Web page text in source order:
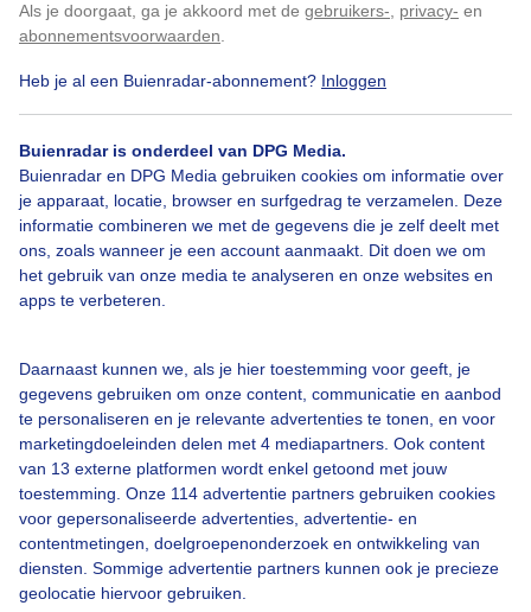
Als je doorgaat, ga je akkoord met de gebruikers- privacy- en
abonnementsvoorwaarden
Heb je al een Buienradar-abonnement? Inloggen
Buienradar is onderdeel van DPG Media.
Buienradar en DPG Media gebruiken cookies om informatie over
je apparaat, locatie, browser en surfgedrag te verzamelen. Deze
informatie combineren we met de gegevens die je zelf deelt met
ons, zoals wanneer je een account aanmaakt. Dit doen we om
het gebruik van onze media te analyseren en onze websites en
apps te verbeteren.
Daarnaast kunnen we, als je hier toestemming voor geeft, je
gegevens gebruiken om onze content, communicatie en aanbod
te personaliseren en je relevante advertenties te tonen, en voor
marketingdoeleinden delen met 4 mediapartners. Ook content
van 13 externe platformen wordt enkel getoond met jouw
toestemming. Onze 114 advertentie partners gebruiken cookies
voor gepersonaliseerde advertenties, advertentie- en
contentmetingen, doelgroepenonderzoek en ontwikkeling van
diensten. Sommige advertentie partners kunnen ook je precieze
geolocatie hiervoor gebruiken.
Bekijk slideshow
Over Buienradar
Bedrijfsgegevens
Veelgestelde vragen
Klik hierom dit aan te passen